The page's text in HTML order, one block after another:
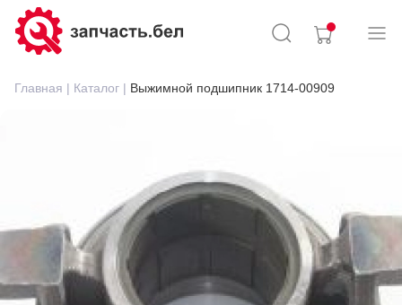
Главная | Каталог | Выжимной подшипник 1714-00909